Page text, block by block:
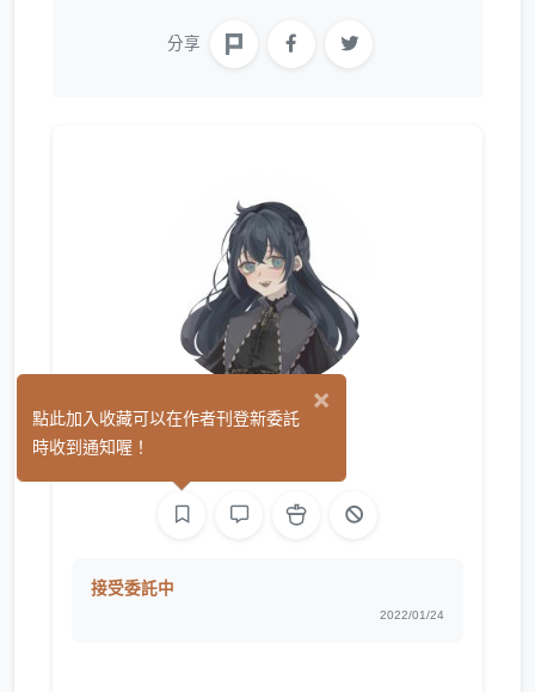
分享
霜火 (0)
接受委託中
2022/01/24
×
點此加入收藏可以在作者刊登新委託
時收到通知喔！